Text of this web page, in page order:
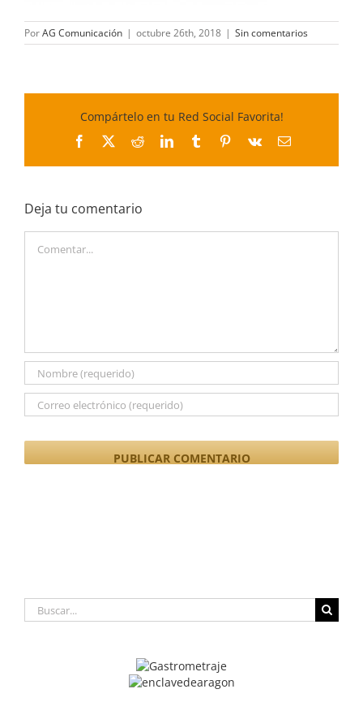
PorAG Comunicación | octubre 26th, 2018 | Sin comentarios
Compártelo en tu Red Social Favorita!
Facebook
X RedditLinkedInTumblrPinterest
Vk
Correo
Deja tu comentario
Buscar: